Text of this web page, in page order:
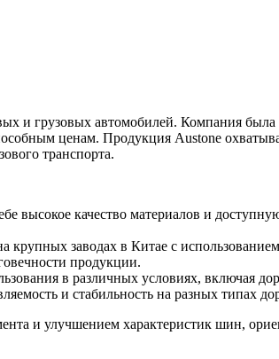
и грузовых автомобилей. Компания была
ценам. Продукция Austone
транспорта.
высокое качество материалов и
крупных заводах в Китае с
продукции.
в различных условиях, включая
и стабильность на разных типах
и улучшением характеристик шин,